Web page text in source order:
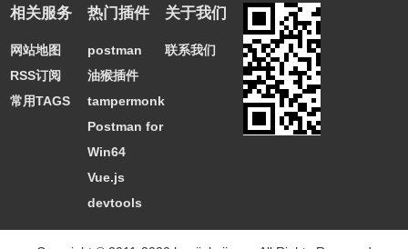
相关服务
网站地图
RSS订阅
常用TAGS
热门插件
postman
油猴插件
tampermonkey
Postman for
Win64
Vue.js
devtools
关于我们
联系我们